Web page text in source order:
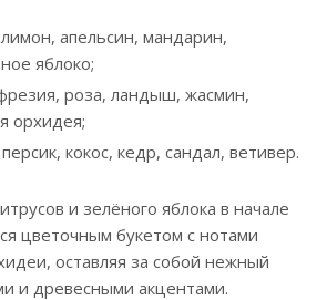
лимон, апельсин, мандарин,
яблоко;
роза, ландыш, жасмин,
орхидея;
персик, кокос, кедр, сандал, ветивер.
и зелёного яблока в начале
цветочным букетом с нотами
оставляя за собой нежный
и древесными акцентами.